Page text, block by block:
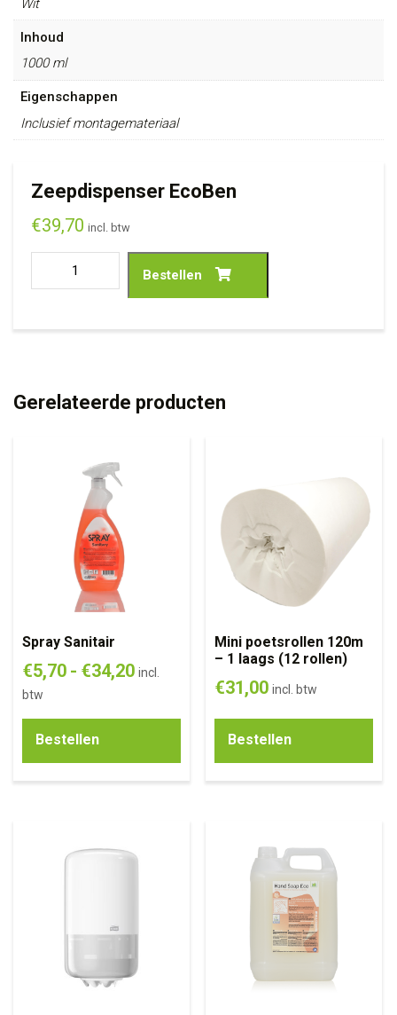
Inhoud
1000 ml
Eigenschappen
Inclusief montagemateriaal
Zeepdispenser EcoBen
€39,70 incl. btw
Bestellen
Gerelateerde producten
Spray Sanitair
€5,70 - €34,20 incl.
btw
Bestellen
Mini poetsrollen 120m
– 1 laags (12 rollen)
€31,00 incl. btw
Bestellen